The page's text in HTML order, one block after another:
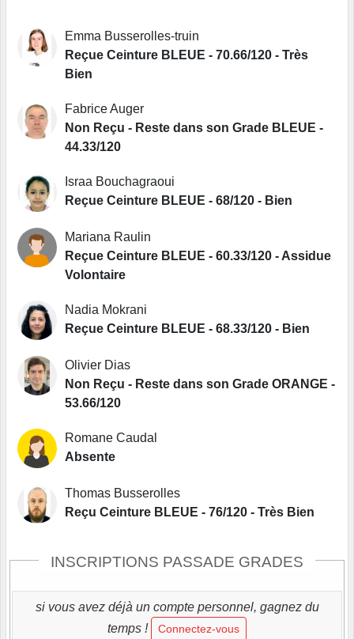
Emma Busserolles-truin
Reçue Ceinture BLEUE - 70.66/120 - Très
Bien
Fabrice Auger
Non Reçu - Reste dans son Grade BLEUE -
44.33/120
Israa Bouchagraoui
Reçue Ceinture BLEUE - 68/120 - Bien
Mariana Raulin
Reçue Ceinture BLEUE - 60.33/120 - Assidue
Volontaire
Nadia Mokrani
Reçue Ceinture BLEUE - 68.33/120 - Bien
Olivier Dias
Non Reçu - Reste dans son Grade ORANGE -
53.66/120
Romane Caudal
Absente
Thomas Busserolles
Reçu Ceinture BLEUE - 76/120 - Très Bien
INSCRIPTIONS PASSADE GRADES
si vous avez déjà un compte personnel, gagnez du
temps !
Connectez-vous